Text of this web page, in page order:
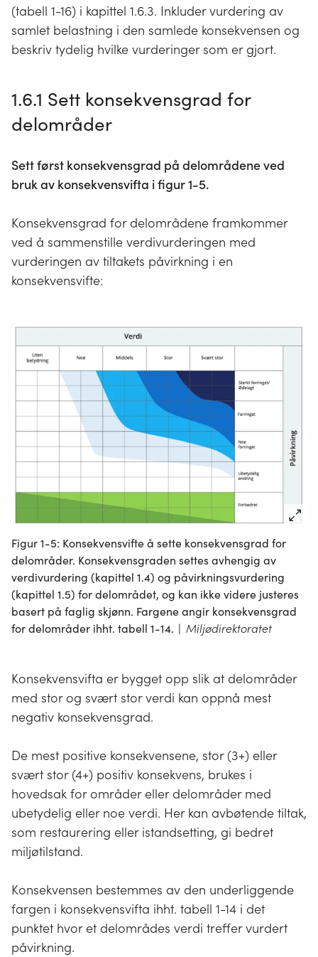
(tabell 1-16) i kapittel 1.6.3. Inkluder vurdering av
samlet belastning i den samlede konsekvensen og
beskriv tydelig hvilke vurderinger som er gjort.
1.6.1 Sett konsekvensgrad for
delområder
Sett først konsekvensgrad på delområdene ved
bruk av konsekvensvifta i figur 1-5.
Konsekvensgrad for delområdene framkommer
ved å sammenstille verdivurderingen med
vurderingen av tiltakets påvirkning i en
konsekvensvifte:
Figur 1-5: Konsekvensvifte å sette konsekvensgrad for
delområder. Konsekvensgraden settes avhengig av
verdivurdering (kapittel 1.4) og påvirkningsvurdering
(kapittel 1.5) for delområdet, og kan ikke videre justeres
basert på faglig skjønn. Fargene angir konsekvensgrad
for delområder ihht. tabell 1-14. | Miljødirektoratet
Konsekvensvifta er bygget opp slik at delområder
med stor og svært stor verdi kan oppnå mest
negativ konsekvensgrad.
De mest positive konsekvensene, stor (3+) eller
svært stor (4+) positiv konsekvens, brukes i
hovedsak for områder eller delområder med
ubetydelig eller noe verdi. Her kan avbøtende tiltak,
som restaurering eller istandsetting, gi bedret
miljøtilstand.
Konsekvensen bestemmes av den underliggende
fargen i konsekvensvifta ihht. tabell 1-14 i det
punktet hvor et delområdes verdi treffer vurdert
påvirkning.